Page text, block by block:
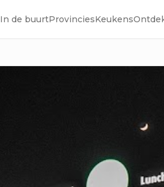
In de buurtProvinciesKeukens